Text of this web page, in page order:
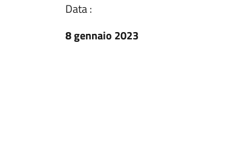
Data :
8 gennaio 2023